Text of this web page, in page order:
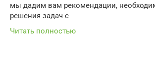
мы дадим вам рекомендации,
решения задач с
Читать полностью